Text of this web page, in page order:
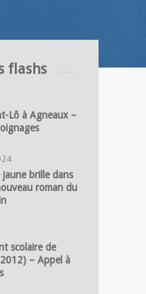
flashs
Lô à Agneaux –
jaune brille dans
roman du
scolaire de
– Appel à